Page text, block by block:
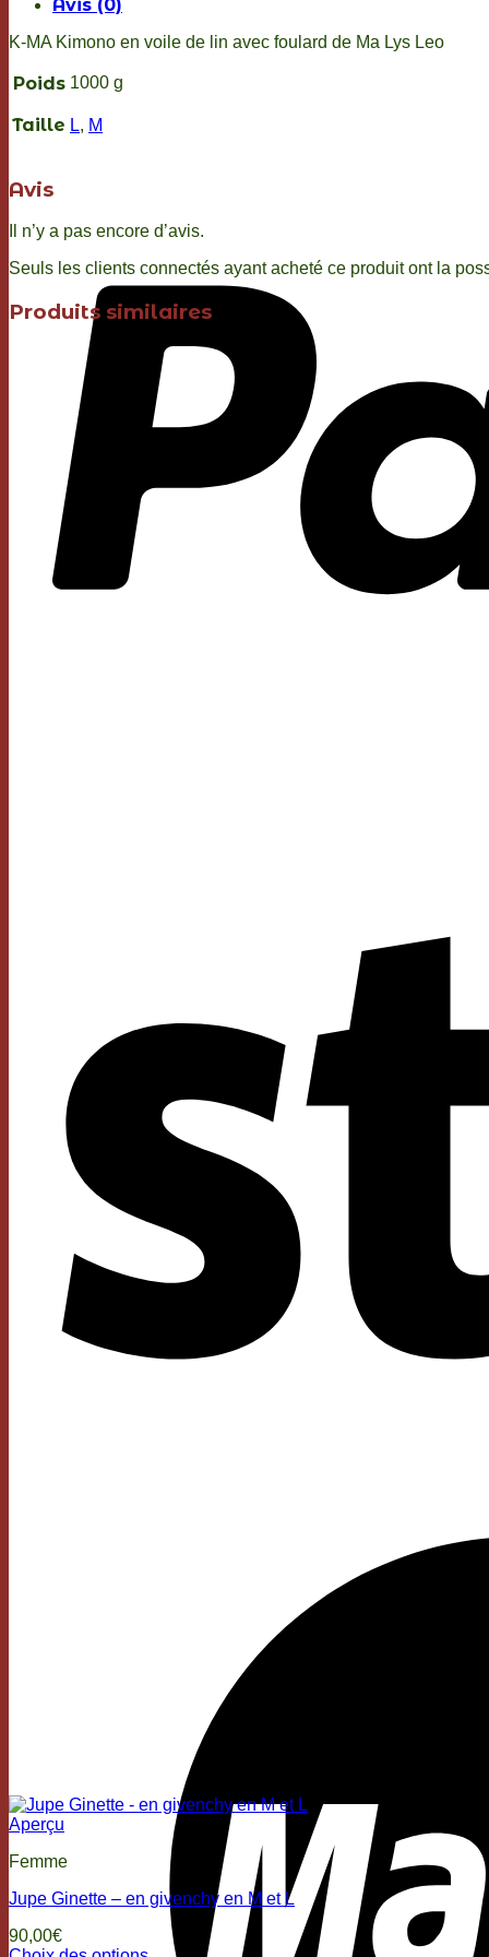
de
lin
foulard
M
et
L
Avis (0)
K-MA Kimono en voile de lin avec foulard de Ma Lys Leo
Poids 1000 g
Taille L, M
Avis
Il n’y a pas encore d’avis.
Seuls les clients connectés ayant acheté ce produit ont la
Produits similaires
Aperçu
Femme
Jupe Ginette – en givenchy en M et L
90,00€